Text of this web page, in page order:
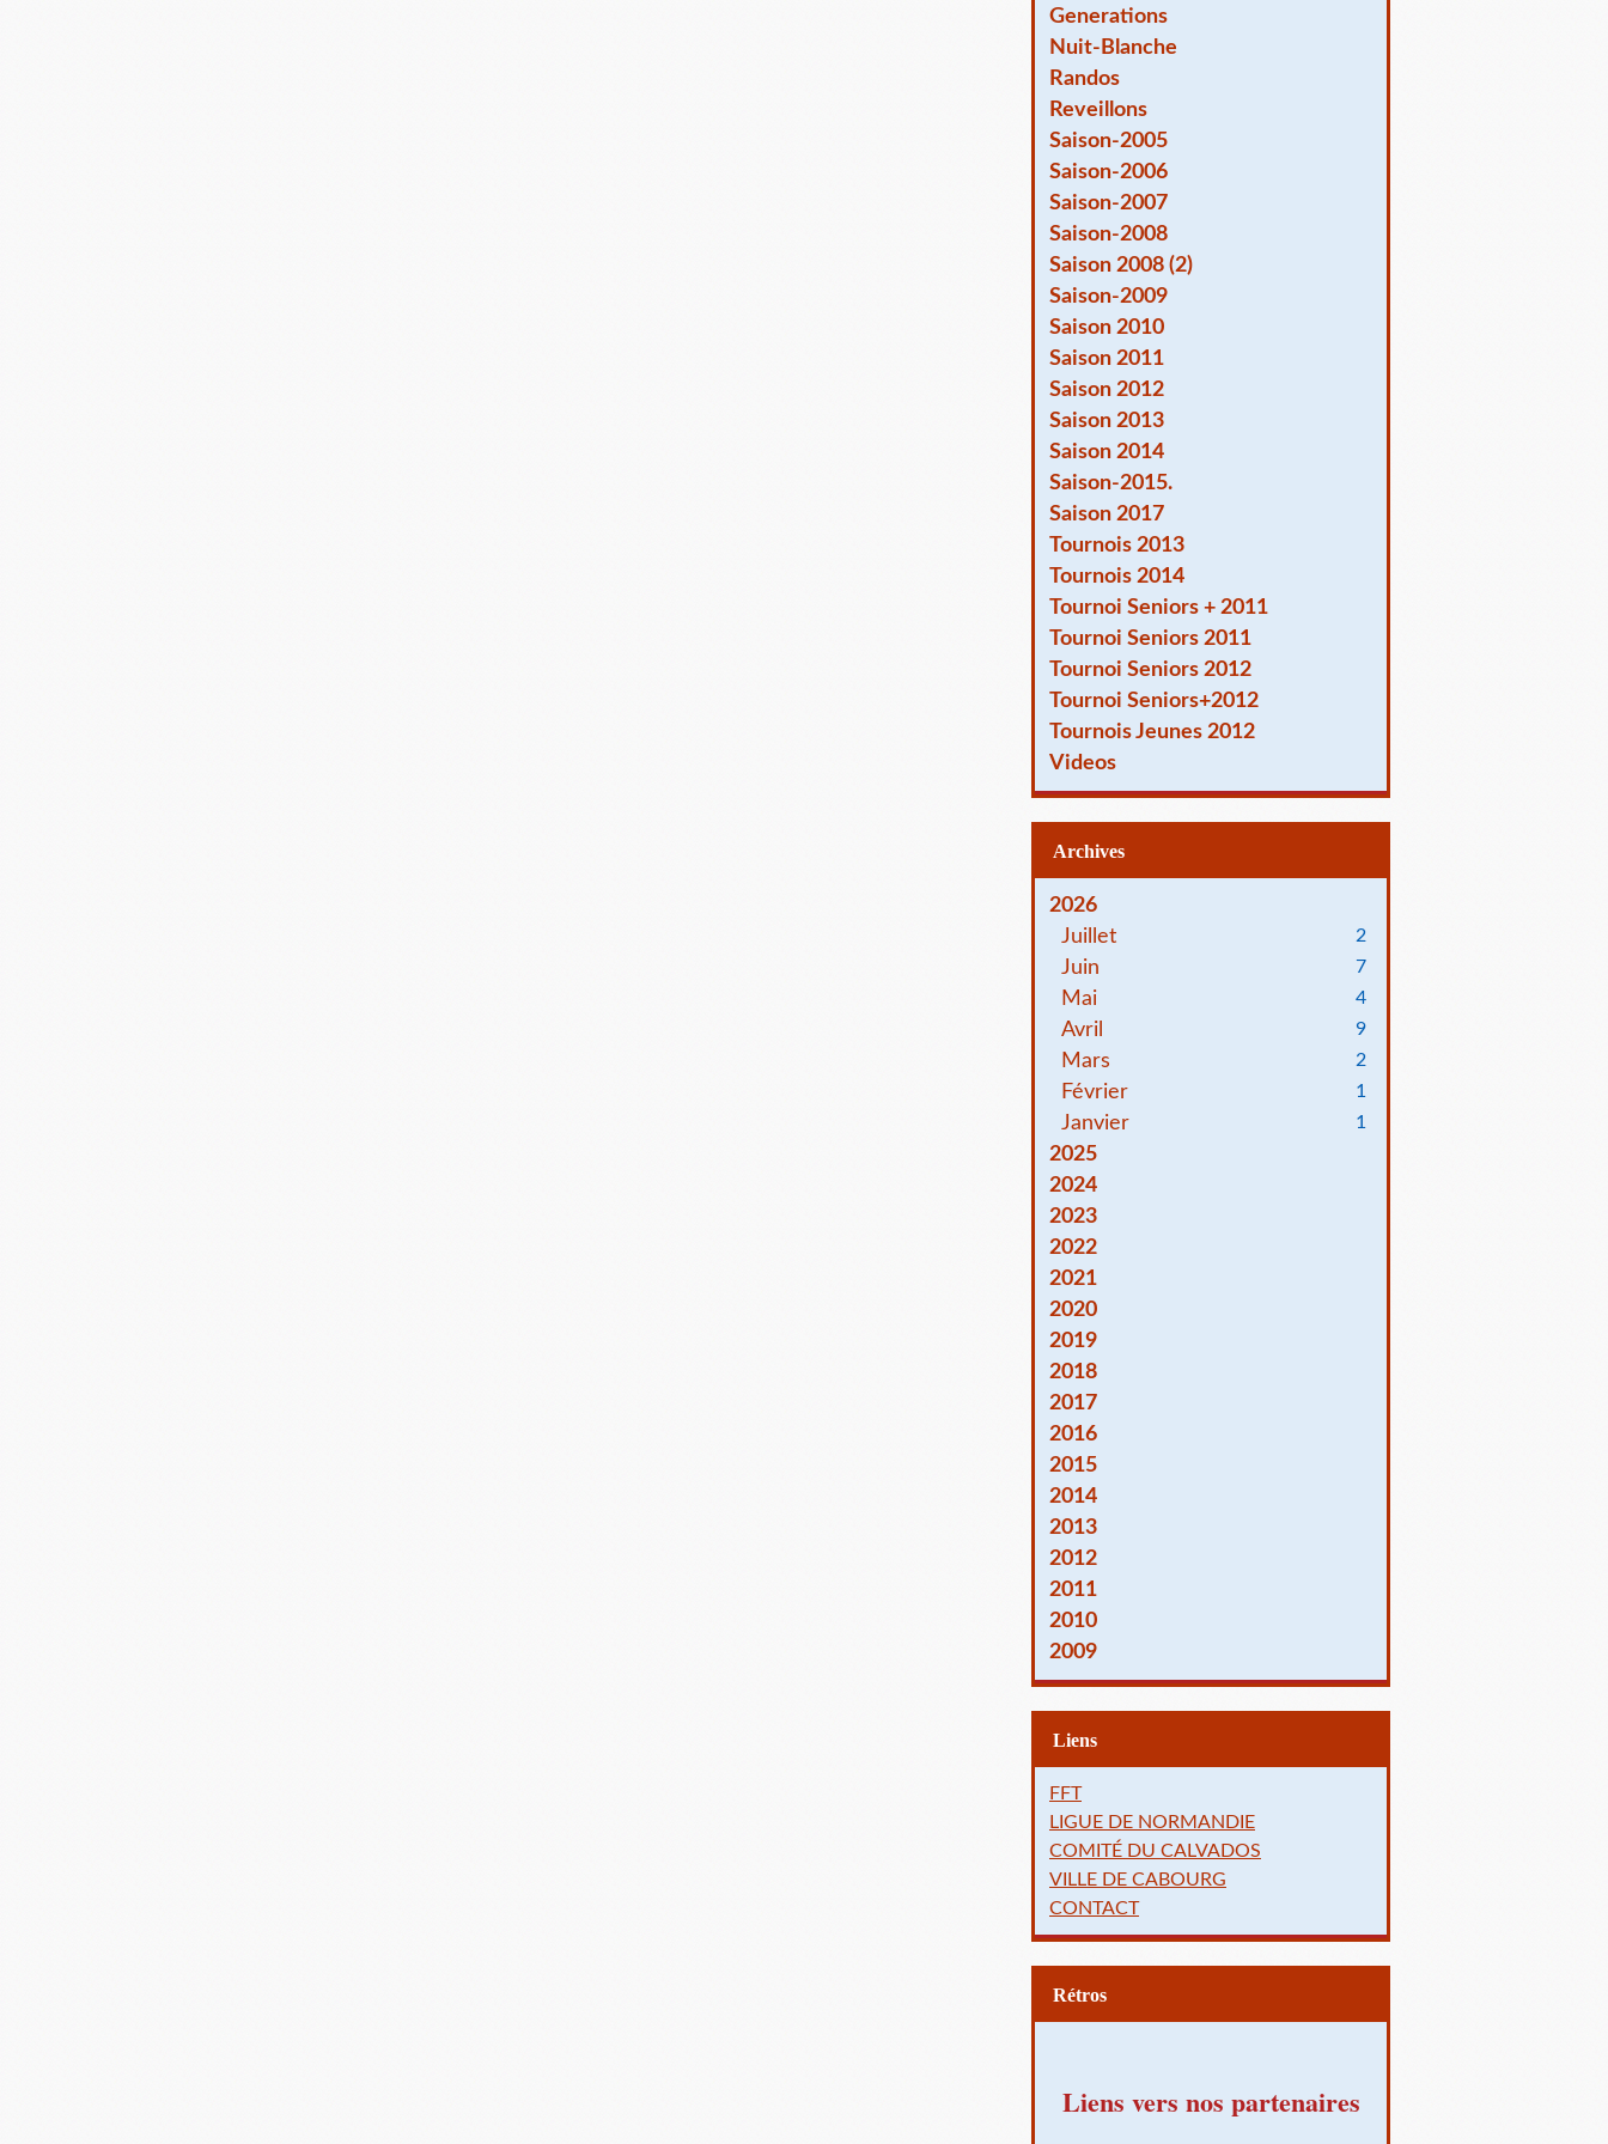
Generations
Nuit-Blanche
Randos
Reveillons
Saison-2005
Saison-2006
Saison-2007
Saison-2008
Saison 2008 (2)
Saison-2009
Saison 2010
Saison 2011
Saison 2012
Saison 2013
Saison 2014
Saison-2015.
Saison 2017
Tournois 2013
Tournois 2014
Tournoi Seniors + 2011
Tournoi Seniors 2011
Tournoi Seniors 2012
Tournoi Seniors+2012
Tournois Jeunes 2012
Videos
Archives
2026
Juillet
2
Juin 7
Mai 4
Avril 9
Mars 2
Février 1
Janvier 1
2025
2024
2023
2022
2021
2020
2019
2018
2017
2016
2015
2014
2013
2012
2011
2010
2009
Liens
FFT
LIGUE DE NORMANDIE
COMITÉ DU CALVADOS
VILLE DE CABOURG
CONTACT
Rétros
Liens vers nos partenaires